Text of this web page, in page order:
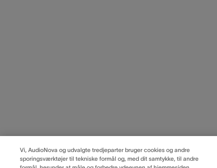
Vi, AudioNova og udvalgte tredjeparter bruger cookies og andre
sporingsværktøjer til tekniske formål og, med dit samtykke, til andre